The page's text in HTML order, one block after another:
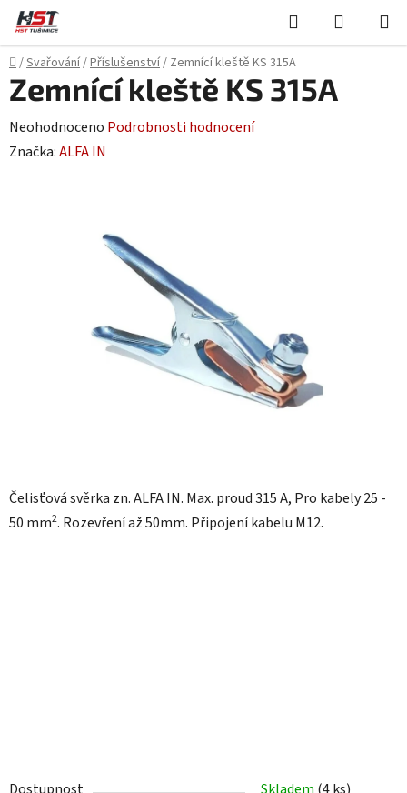
Přejít
obsah
Hledat
KOŠÍK
Domů
/Svařování/Příslušenství/ Zemnící kleště KS 315A
Čelisťová svěrka zn. ALFA IN. Max. proud 315 A, Pro kabely 25 -
50 mm2. Rozevření až 50mm. Připojení kabelu M12.
Zemnící kleště KS 315A
Průměrné
hodnocení
Neohodnoceno Podrobnosti hodnocení
Značka:ALFA IN